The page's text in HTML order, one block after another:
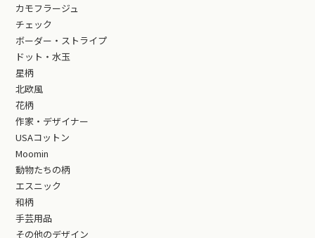
カモフラージュ
チェック
ボーダー・ストライプ
ドット・水玉
星柄
北欧風
花柄
作家・デザイナー
USAコットン
Moomin
動物たちの柄
エスニック
和柄
手芸用品
その他のデザイン